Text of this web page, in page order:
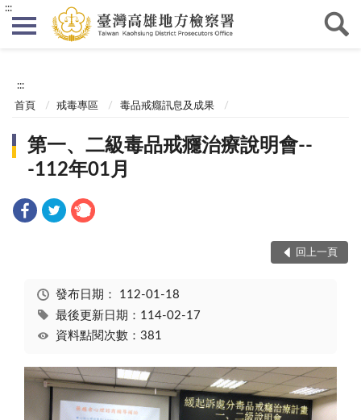
:::
:::
首頁 戒毒專區 毒品戒癮訊息及成果
第一、二級毒品戒癮治療說明會--
-112年01月
回上一頁
發布日期： 112-01-18
最後更新日期：114-02-17
資料點閱次數：381